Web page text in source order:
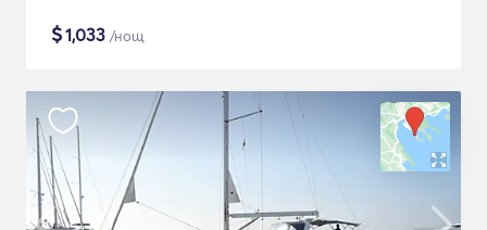
$1,033 /нощ